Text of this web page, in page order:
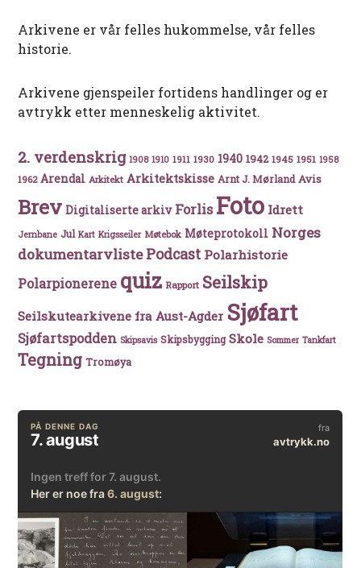
Arkivene er vår felles hukommelse, vår felles
historie.
Arkivene gjenspeiler fortidens handlinger og er
avtrykk etter menneskelig aktivitet.
2. verdenskrig 1908 1910 1911 1930 1940 1942 1945 1951 1958
1962 Arendal Arkitekt Arkitektskisse Arnt J. Mørland Avis
Brev Digitaliserte arkiv Forlis Foto Idrett
Jernbane Jul Kart Krigsseiler Møtebok Møteprotokoll Norges
dokumentarvlistePodcast Polarhistorie
Polarpionerene quiz Rapport Seilskip
Seilskutearkivene fra Aust-Agder Sjøfart
Sjøfartspodden Skipsavis Skipsbygging Skole Sommer Tankfart
Tegning Tromøya